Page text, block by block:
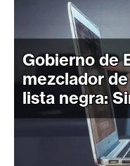
i
p
t
o
Gobierno de
mezclador
lista negra: